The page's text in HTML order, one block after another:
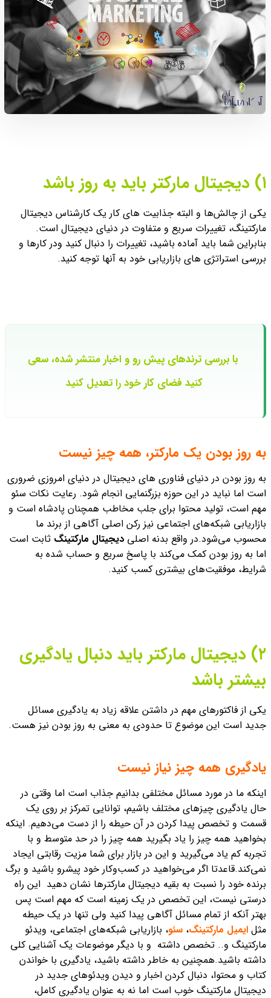
۱) دیجیتال مارکتر باید به روز باشد
یکی از چالش‌ها و البته جذابیت های کار یک کارشناس دیجیتال
مارکتینگ، تغییرات سریع و متفاوت در دنیای دیجیتال است.
بنابراین شما باید آماده باشید، تغییرات را دنبال کنید ودر کارها و
بررسی استراتژی های بازاریابی خود به آنها توجه کنید.
با بررسی ترندهای پیش رو و اخبار منتشر شده، سعی
کنید فضای کار خود را تعدیل کنید
به روز بودن یک مارکتر، همه چیز نیست
به روز بودن در دنیای فناوری های دیجیتال در دنیای امروزی ضروری
است اما نباید در این حوزه بزرگنمایی انجام شود. رعایت نکات سئو
مهم است، تولید محتوا برای جلب مخاطب همچنان پادشاه است و
بازاریابی شبکه‌های اجتماعی نیز رکن اصلی آگاهی از برند ما
محسوب می‌شود.در واقع بدنه اصلی دیجیتال مارکتینگ ثابت است
اما به روز بودن کمک می‌کند با پاسخ سریع و حساب شده به
شرایط، موفقیت‌های بیشتری کسب کنید.
۲) دیجیتال مارکتر باید دنبال یادگیری
بیشتر باشد
یکی از فاکتورهای مهم در داشتن علاقه زیاد به یادگیری مسائل
جدید است این موضوع تا حدودی به معنی به روز بودن نیز هست.
یادگیری همه چیز نیاز نیست
اینکه ما در مورد مسائل مختلفی بدانیم جذاب است اما وقتی در
حال یادگیری چیزهای مختلف باشیم، توانایی تمرکز بر روی یک
قسمت و تخصص پیدا کردن در آن حیطه را از دست می‌دهیم. اینکه
بخواهید همه چیز را یاد بگیرید همه چیز را در حد متوسط و با
تجربه کم یاد می‌گیرید و این در بازار برای شما مزیت رقابتی ایجاد
نمی‌کند.قاعدتا اگر می‌خواهید در کسب‌وکار خود پیشرو باشید و برگ
برنده خود را نسبت به بقیه دیجیتال مارکترها نشان دهید این راه
درستی نیست، این تخصص در یک زمینه است که مهم است پس
بهتر آنکه از تمام مسائل آگاهی پیدا کنید ولی تنها در یک حیطه
مثل ایمیل مارکتینگ، سئو، بازاریابی شبکه‌های اجتماعی، ویدئو
مارکتینگ و.. تخصص داشته و با دیگر موضوعات یک آشنایی کلی
داشته باشید.همچنین به خاطر داشته باشید، یادگیری با خواندن
کتاب و محتوا، دنبال کردن اخبار و دیدن ویدئوهای جدید در
دیجیتال مارکتینگ خوب است اما نه به عنوان یادگیری کامل،